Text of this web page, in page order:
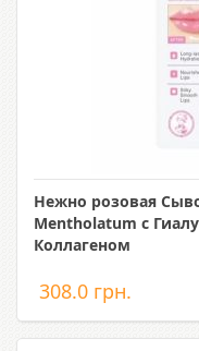
Нежно розовая
Mentholatum с
Коллагеном
308.0 грн.